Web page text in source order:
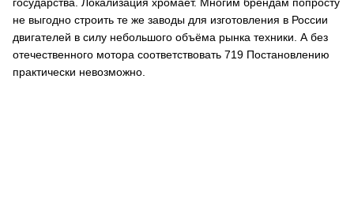
не выгодно строить те же заводы для изготовления в России
двигателей в силу небольшого объёма рынка техники. А без
отечественного мотора соответствовать 719 Постановлению
практически невозможно.